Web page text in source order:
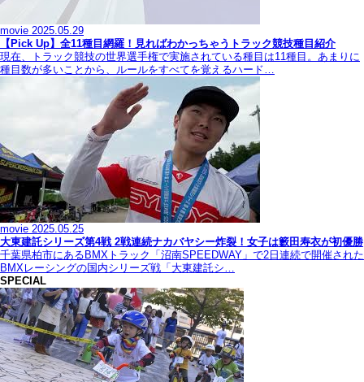
movie 2025.05.29
【Pick Up】全11種目網羅！見ればわかっちゃうトラック競技種目紹介
現在、トラック競技の世界選手権で実施されている種目は11種目。あまりに
種目数が多いことから、ルールをすべてを覚えるハード…
movie 2025.05.25
大東建託シリーズ第4戦 2戦連続ナカバヤシー炸裂！女子は籔田寿衣が初優勝
千葉県柏市にあるBMXトラック「沼南SPEEDWAY」で2日連続で開催された
BMXレーシングの国内シリーズ戦「大東建託シ…
SPECIAL